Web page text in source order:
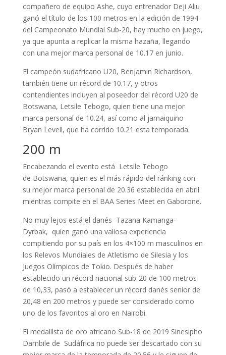
compañero de equipo Ashe, cuyo entrenador Deji Aliu
ganó el título de los 100 metros en la edición de 1994
del Campeonato Mundial Sub-20, hay mucho en juego,
ya que apunta a replicar la misma hazaña, llegando
con una mejor marca personal de 10.17 en junio.
El campeón sudafricano U20, Benjamin Richardson,
también tiene un récord de 10.17, y otros
contendientes incluyen al poseedor del récord U20 de
Botswana, Letsile Tebogo, quien tiene una mejor
marca personal de 10.24, así como al jamaiquino
Bryan Levell, que ha corrido 10.21 esta temporada.
200 m
Encabezando el evento está Letsile Tebogo
de Botswana, quien es el más rápido del ránking con
su mejor marca personal de 20.36 establecida en abril
mientras compite en el BAA Series Meet en Gaborone.
No muy lejos está el danés Tazana Kamanga-
Dyrbak, quien ganó una valiosa experiencia
compitiendo por su país en los 4×100 m masculinos en
los Relevos Mundiales de Atletismo de Silesia y los
Juegos Olímpicos de Tokio. Después de haber
establecido un récord nacional sub-20 de 100 metros
de 10,33, pasó a establecer un récord danés senior de
20,48 en 200 metros y puede ser considerado como
uno de los favoritos al oro en Nairobi.
El medallista de oro africano Sub-18 de 2019 Sinesipho
Dambile de Sudáfrica no puede ser descartado con su